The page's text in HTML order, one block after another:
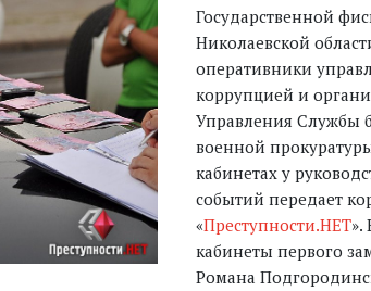
Государственной
Николаевской
оперативники
коррупцией и
Управления Службы
военной
кабинетах у
событий передает
«Преступности.НЕТ».
кабинеты первого
Романа